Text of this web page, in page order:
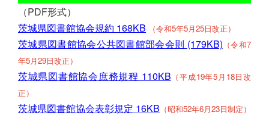
（PDF形式）
茨城県図書館協会規約 168KB
（令和5年5月25日改正）
茨城県図書館協会公共図書館部会会則 (179KB) （令和7
年5月29日改正）
茨城県図書館協会庶務規程 110KB （平成19年5月18日改
正）
茨城県図書館協会表彰規定 16KB （昭和52年6月23日制定）